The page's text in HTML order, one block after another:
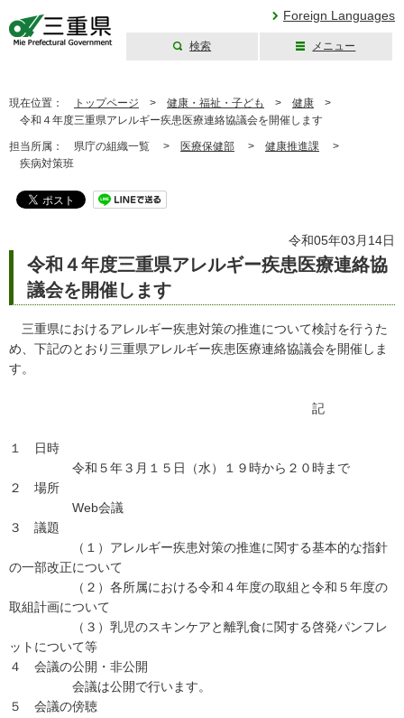
Foreign Languages
検索 メニュー
現在位置： トップページ > 健康・福祉・子ども > 健康 >
令和４年度三重県アレルギー疾患医療連絡協議会を開催します
担当所属： 県庁の組織一覧 > 医療保健部 > 健康推進課 >
疾病対策班
令和05年03月14日
令和４年度三重県アレルギー疾患医療連絡協
議会を開催します
三重県におけるアレルギー疾患対策の推進について検討を行うた
め、下記のとおり三重県アレルギー疾患医療連絡協議会を開催しま
す。
記
１ 日時
令和５年３月１５日（水）１９時から２０時まで
２ 場所
Web会議
３ 議題
（１）アレルギー疾患対策の推進に関する基本的な指針
の一部改正について
（２）各所属における令和４年度の取組と令和５年度の
取組計画について
（３）乳児のスキンケアと離乳食に関する啓発パンフレ
ットについて等
４ 会議の公開・非公開
会議は公開で行います。
５ 会議の傍聴